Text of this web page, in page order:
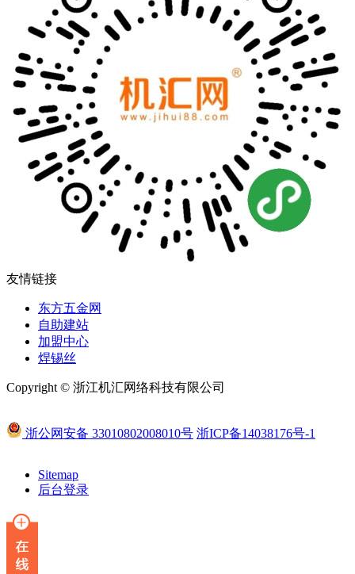
友情链接
东方五金网
自助建站
加盟中心
焊锡丝
Copyright © 浙江机汇网络科技有限公司
浙公网安备 33010802008010号 浙ICP备14038176号-1
Sitemap
后台登录